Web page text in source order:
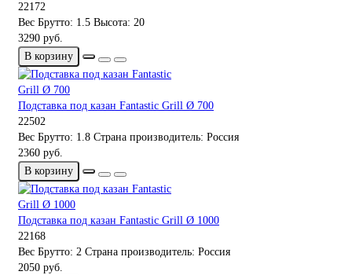
22172
Вес Брутто: 1.5 Высота: 20
3290 руб.
В корзину
Подставка под казан Fantastic Grill Ø 700
22502
Вес Брутто: 1.8 Страна производитель: Россия
2360 руб.
В корзину
Подставка под казан Fantastic Grill Ø 1000
22168
Вес Брутто: 2 Страна производитель: Россия
2050 руб.